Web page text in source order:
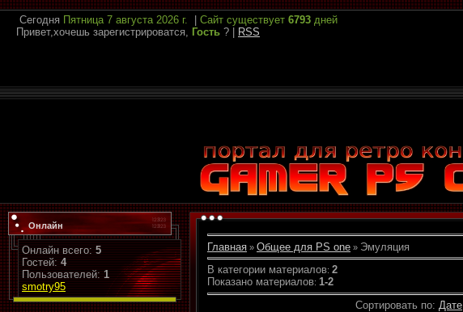
Сегодня Пятница 7 августа 2026 г. Сайт существует 6793 дней
Привет,хочешь зарегистрироватся, Гость ? RSS
Онлайн
Онлайн всего: 5
Гостей: 4
Пользователей: 1
smotry95
Главная » Общее для PS one » Эмуляция
В категории материалов: 2
Показано материалов: 1-2
Сортировать по: Дате